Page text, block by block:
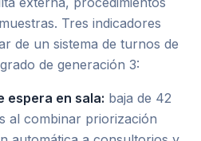
Tres indicadores
de un sistema de turnos de
de generación 3:
espera en sala: baja de 42
al combinar priorización